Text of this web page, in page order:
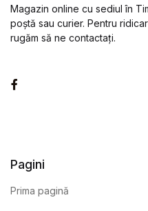
Magazin online cu sediul în
poștă sau curier. Pentru
rugăm să ne contactați.
Pagini
Prima pagină